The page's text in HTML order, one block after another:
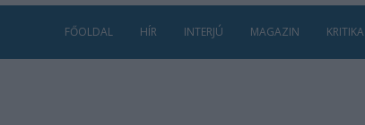
FŐOLDAL HÍR INTERJÚ MAGAZIN KRITIKA